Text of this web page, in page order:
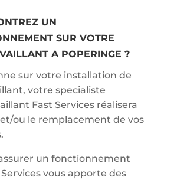
UN
SUR VOTRE
A POPERINGE ?
sur votre installation de
votre specialiste
Fast Services réalisera
ou le remplacement de vos
un fonctionnement
vous apporte des